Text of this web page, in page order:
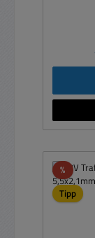
%Rabatt
Tipp